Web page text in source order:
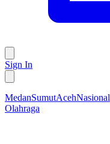
Sign In
MedanSumutAcehNasional
Olahraga